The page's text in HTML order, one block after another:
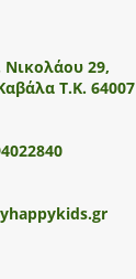
Νικολάου 29,
Τ.Κ. 64007